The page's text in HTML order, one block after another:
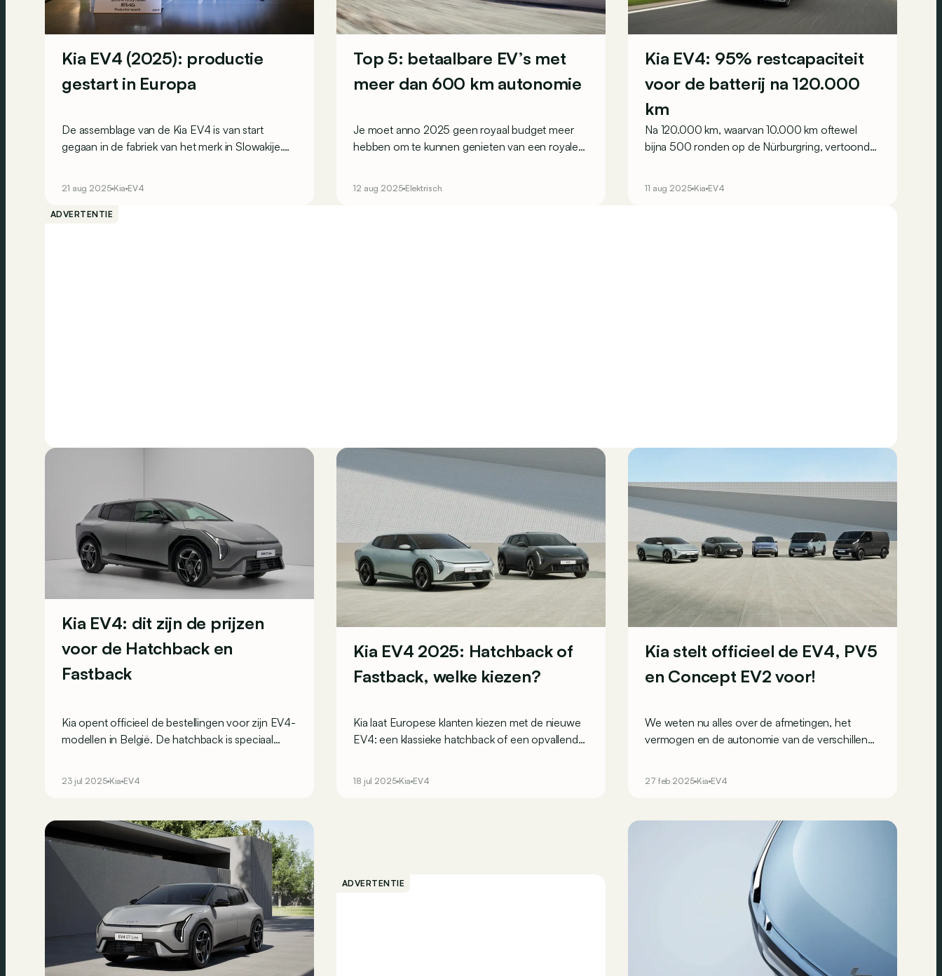
Kia EV4 (2025): productie
gestart in Europa
De assemblage van de Kia EV4 is van start
gegaan in de fabriek van het merk in Slowakije.
21 aug 2025 Kia EV4
Top 5: betaalbare EV’s met
meer dan 600 km autonomie
Je moet anno 2025 geen royaal budget meer
hebben om te kunnen genieten van een royale
rijden op een volle batterij.
12 aug 2025 Elektrisch
Kia EV4: 95% restcapaciteit
voor de batterij na 120.000
km
Na 120.000 km, waarvan 10.000 km oftewel
bijna 500 ronden op de Nürburgring, vertoonde
11 aug 2025 Kia EV4
ADVERTENTIE
Kia EV4: dit zijn de prijzen
voor de Hatchback en
Fastback
Kia opent officieel de bestellingen voor zijn EV4-
modellen in België. De hatchback is speciaal
De eerste leveringen zijn gepland voor oktober
23 jul 2025 Kia EV4
Kia EV4 2025: Hatchback of
Fastback, welke kiezen?
Kia laat Europese klanten kiezen met de nieuwe
EV4: een klassieke hatchback of een opvallende
van 5 punten.
18 jul 2025 Kia EV4
Kia stelt officieel de EV4, PV5
en Concept EV2 voor!
We weten nu alles over de afmetingen, het
vermogen en de autonomie van de verschillende
27 feb 2025 Kia EV4
ADVERTENTIE